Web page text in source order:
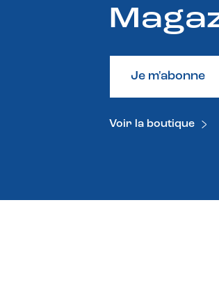
Je m'abonne
Voir la boutique